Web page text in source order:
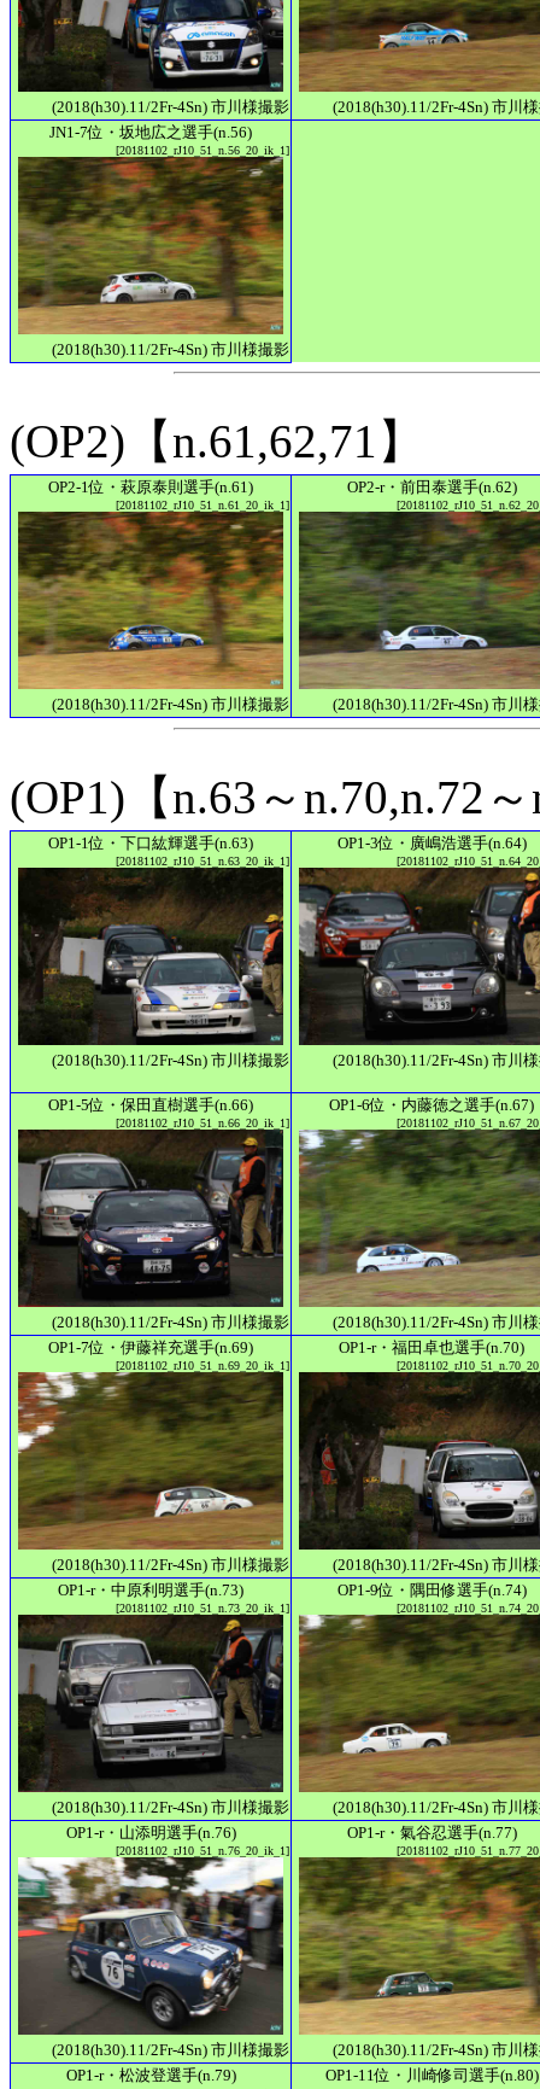
(2018(h30).11/2Fr-4Sn) 市川様撮影
(2018(h30).11/2Fr-4Sn) 市川
JN1-7位・坂地広之選手(n.56)
[20181102_rJ10_51_n.56_20_ik_1]
(2018(h30).11/2Fr-4Sn) 市川様撮影
(OP2)【n.61,62,71】
OP2-1位・萩原泰則選手(n.61)
[20181102_rJ10_51_n.61_20_ik_1]
(2018(h30).11/2Fr-4Sn) 市川様撮影
OP2-r・前田泰選手(n.62)
(2018(h30).11/2Fr-4Sn) 市川
(OP1)【n.63～n.70,n.72
OP1-1位・下口紘輝選手(n.63)
[20181102_rJ10_51_n.63_20_ik_1]
(2018(h30).11/2Fr-4Sn) 市川様撮影
OP1-3位・廣嶋浩選手(n.64)
(2018(h30).11/2Fr-4Sn) 市川
OP1-5位・保田直樹選手(n.66)
[20181102_rJ10_51_n.66_20_ik_1]
(2018(h30).11/2Fr-4Sn) 市川様撮影
OP1-6位・内藤徳之選手(n.67)
(2018(h30).11/2Fr-4Sn) 市川
OP1-7位・伊藤祥充選手(n.69)
[20181102_rJ10_51_n.69_20_ik_1]
(2018(h30).11/2Fr-4Sn) 市川様撮影
OP1-r・福田卓也選手(n.70)
(2018(h30).11/2Fr-4Sn) 市川
OP1-r・中原利明選手(n.73)
[20181102_rJ10_51_n.73_20_ik_1]
(2018(h30).11/2Fr-4Sn) 市川様撮影
OP1-9位・隅田修選手(n.74)
(2018(h30).11/2Fr-4Sn) 市川
OP1-r・山添明選手(n.76)
[20181102_rJ10_51_n.76_20_ik_1]
(2018(h30).11/2Fr-4Sn) 市川様撮影
OP1-r・氣谷忍選手(n.77)
(2018(h30).11/2Fr-4Sn) 市川
OP1-r・松波登選手(n.79)
OP1-11位・川崎修司選手(n.80)